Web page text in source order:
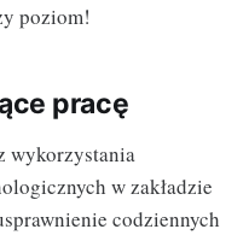
poziom!
pracę
wykorzystania
w zakładzie
codziennych